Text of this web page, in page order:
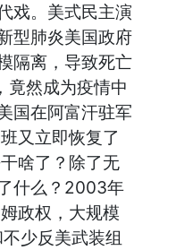
戏。美式民主演
型肺炎美国政府
隔离，导致死亡
竟然成为疫情中
国在阿富汗驻军
又立即恢复了
啥了？除了无
什么？2003年
政权，大规模
少反美武装组